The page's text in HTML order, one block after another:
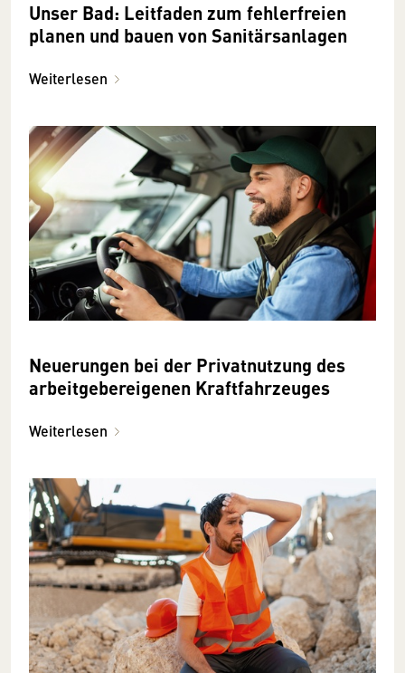
Unser Bad: Leitfaden zum fehlerfreien
planen und bauen von Sanitärsanlagen
Weiterlesen
Neuerungen bei der Privatnutzung des
arbeitgebereigenen Kraftfahrzeuges
Weiterlesen